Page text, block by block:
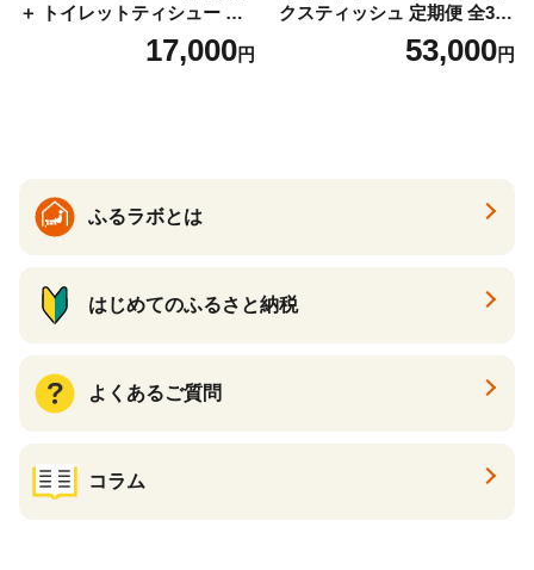
＋ トイレットティシュー し
っかり香るフレッシュクリア
の香り ダブル 12ロール×6パ
17,000円
クスティッシュ 定期便 全3
回 日本製 まとめ買い 防災
常備品 日用雑貨 消耗品 生活
53,000円
ふるラボとは
はじめてのふるさと納税
よくあるご質問
コラム